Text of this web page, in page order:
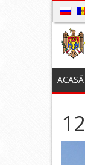
ACASĂ
12